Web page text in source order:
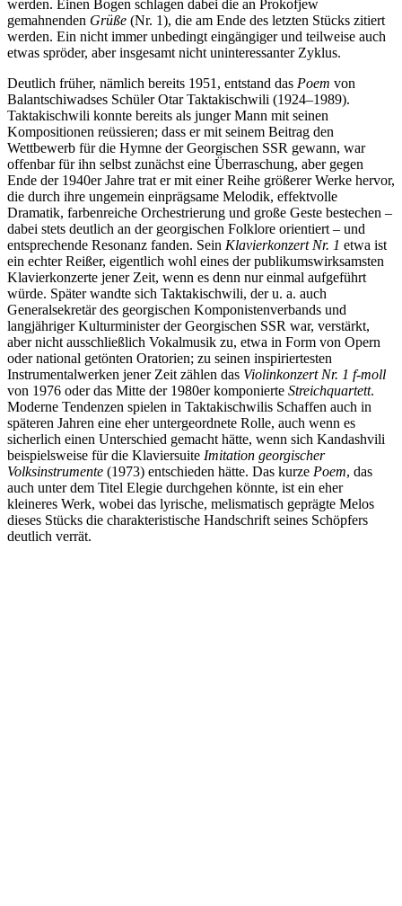
werden. Einen Bogen schlagen dabei die an Prokofjew
gemahnenden Grüße (Nr. 1), die am Ende des letzten Stücks zitiert
werden. Ein nicht immer unbedingt eingängiger und teilweise auch
etwas spröder, aber insgesamt nicht uninteressanter Zyklus.
Deutlich früher, nämlich bereits 1951, entstand das Poem von
Balantschiwadses Schüler Otar Taktakischwili (1924–1989).
Taktakischwili konnte bereits als junger Mann mit seinen
Kompositionen reüssieren; dass er mit seinem Beitrag den
Wettbewerb für die Hymne der Georgischen SSR gewann, war
offenbar für ihn selbst zunächst eine Überraschung, aber gegen
Ende der 1940er Jahre trat er mit einer Reihe größerer Werke hervor,
die durch ihre ungemein einprägsame Melodik, effektvolle
Dramatik, farbenreiche Orchestrierung und große Geste bestechen –
dabei stets deutlich an der georgischen Folklore orientiert – und
entsprechende Resonanz fanden. Sein Klavierkonzert Nr. 1 etwa ist
ein echter Reißer, eigentlich wohl eines der publikumswirksamsten
Klavierkonzerte jener Zeit, wenn es denn nur einmal aufgeführt
würde. Später wandte sich Taktakischwili, der u. a. auch
Generalsekretär des georgischen Komponistenverbands und
langjähriger Kulturminister der Georgischen SSR war, verstärkt,
aber nicht ausschließlich Vokalmusik zu, etwa in Form von Opern
oder national getönten Oratorien; zu seinen inspiriertesten
Instrumentalwerken jener Zeit zählen das Violinkonzert Nr. 1 f-moll
von 1976 oder das Mitte der 1980er komponierte Streichquartett.
Moderne Tendenzen spielen in Taktakischwilis Schaffen auch in
späteren Jahren eine eher untergeordnete Rolle, auch wenn es
sicherlich einen Unterschied gemacht hätte, wenn sich Kandashvili
beispielsweise für die Klaviersuite Imitation georgischer
Volksinstrumente (1973) entschieden hätte. Das kurze Poem, das
auch unter dem Titel Elegie durchgehen könnte, ist ein eher
kleineres Werk, wobei das lyrische, melismatisch geprägte Melos
dieses Stücks die charakteristische Handschrift seines Schöpfers
deutlich verrät.